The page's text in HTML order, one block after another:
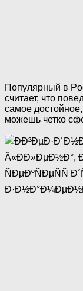
Популярный в
считает, что
самое
можешь четко